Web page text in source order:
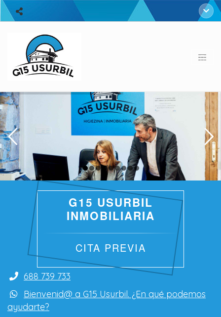
G15 USURBIL
INMOBILIARIA
CITA PREVIA
688 739 733
Bienvenid@ a G15 Usurbil. ¿En qué podemos
ayudarte?